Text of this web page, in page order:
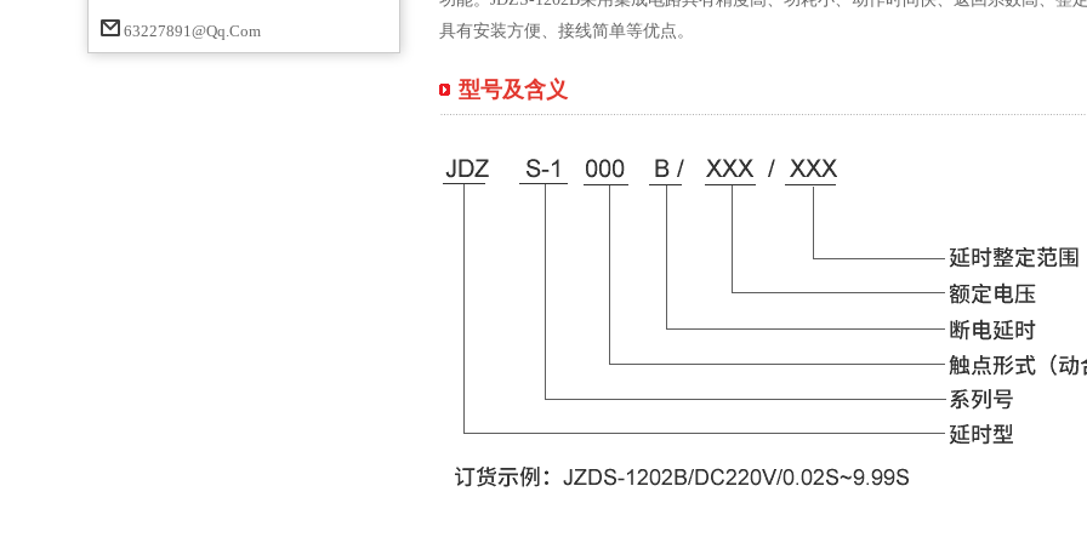
63227891@qq.com
具有安装方便、接线简单等优点。
型号及含义